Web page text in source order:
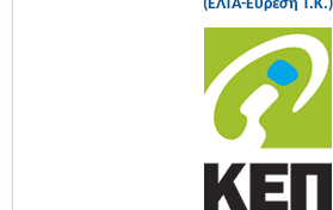
(ΕΛΤΑ-Εύρεση Τ.Κ.)